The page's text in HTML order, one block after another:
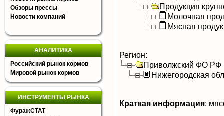
Обзоры прессы
Новости компаний
АНАЛИТИКА
Российский рынок кормов
Мировой рынок кормов
ИНСТРУМЕНТЫ РЫНКА
ФуражСТАТ
Продукция
Молочная
Мясная
Регион:
Приволжский ФО РФ
Нижегородская
Краткая информация: